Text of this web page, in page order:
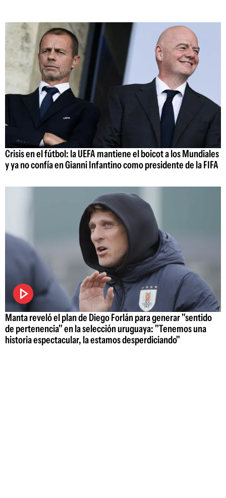
Crisis en el fútbol: la UEFA mantiene el boicot a los Mundiales
y ya no confía en Gianni Infantino como presidente de la FIFA
Manta reveló el plan de Diego Forlán para generar "sentido
de pertenencia" en la selección uruguaya: "Tenemos una
historia espectacular, la estamos desperdiciando"